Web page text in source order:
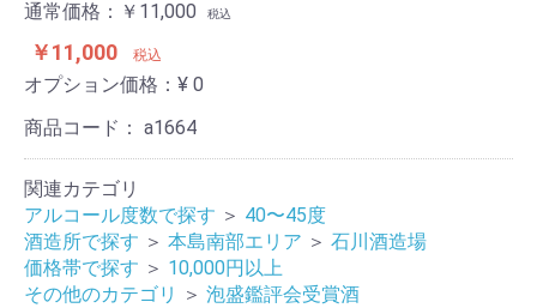
通常価格：￥11,000 税込
￥11,000 税込
オプション価格：¥ 0
商品コード： a1664
関連カテゴリ
アルコール度数で探す ＞ 40〜45度
酒造所で探す ＞ 本島南部エリア ＞ 石川酒造場
価格帯で探す ＞ 10,000円以上
その他のカテゴリ
＞ 泡盛鑑評会受賞酒